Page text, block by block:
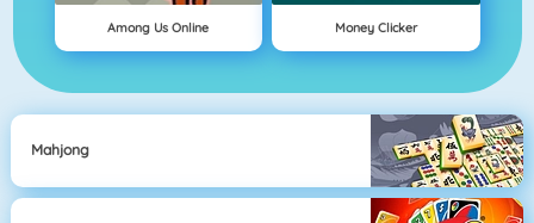
Among Us Online Money Clicker
Mahjong